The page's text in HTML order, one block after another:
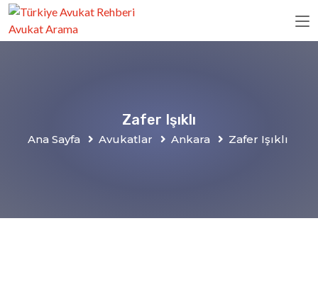
Zafer Işıklı
Ana Sayfa Avukatlar Ankara Zafer Işıklı